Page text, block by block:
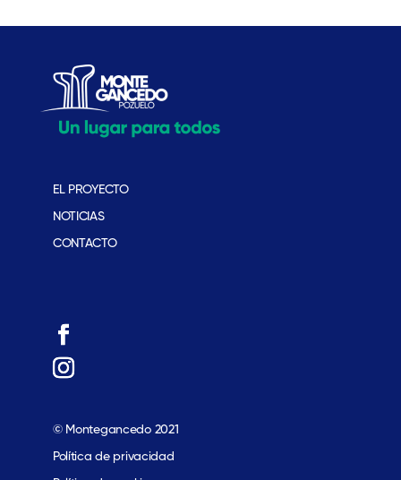
EL PROYECTO
NOTICIAS
CONTACTO
© Montegancedo 2021
Política de privacidad